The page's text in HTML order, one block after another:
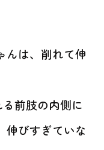
んは、削れて伸
前肢の内側に
伸びすぎていな